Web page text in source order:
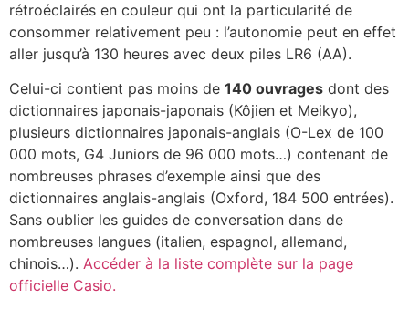
rétroéclairés en couleur qui ont la particularité de
consommer relativement peu : l’autonomie peut en effet
aller jusqu’à 130 heures avec deux piles LR6 (AA).
Celui-ci contient pas moins de 140 ouvrages dont des
dictionnaires japonais-japonais (Kôjien et Meikyo),
plusieurs dictionnaires japonais-anglais (O-Lex de 100
000 mots, G4 Juniors de 96 000 mots…) contenant de
nombreuses phrases d’exemple ainsi que des
dictionnaires anglais-anglais (Oxford, 184 500 entrées).
Sans oublier les guides de conversation dans de
nombreuses langues (italien, espagnol, allemand,
chinois…). Accéder à la liste complète sur la page
officielle Casio.